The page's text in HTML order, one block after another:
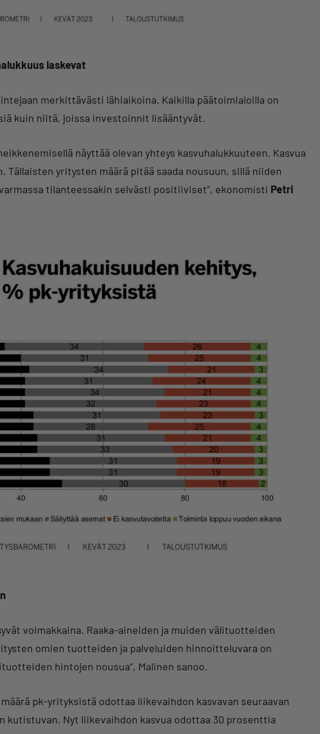
laskevat
merkittävästi lähiaikoina. Kaikilla päätoimialoilla on
kuin niitä, joissa investoinnit lisääntyvät.
näyttää olevan yhteys kasvuhalukkuuteen. Kasvua
yritysten määrä pitää saada nousuun, sillä niiden
tilanteessakin selvästi positiiviset”, ekonomisti Petri
voimakkaina. Raaka-aineiden ja muiden välituotteiden
omien tuotteiden ja palveluiden hinnoitteluvara on
hintojen nousua”, Malinen sanoo.
pk-yrityksistä odottaa liikevaihdon kasvavan seuraavan
kutistuvan. Nyt liikevaihdon kasvua odottaa 30 prosenttia